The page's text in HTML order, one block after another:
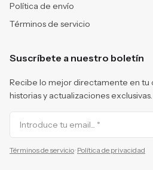
Política de envío
Términos de servicio
Suscríbete a nuestro boletín
Recibe lo mejor directamente en
historias y actualizaciones exclusivas.
Términos de servicio· Política de privacidad